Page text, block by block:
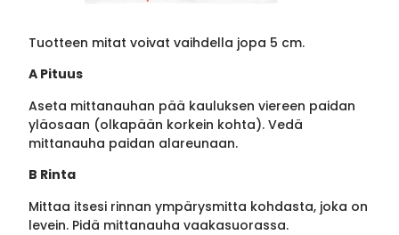
Tuotteen mitat voivat vaihdella jopa 5 cm.
A Pituus
Aseta mittanauhan pää kauluksen viereen paidan
yläosaan (olkapään korkein kohta). Vedä
mittanauha paidan alareunaan.
B Rinta
Mittaa itsesi rinnan ympärysmitta kohdasta, joka on
levein. Pidä mittanauha vaakasuorassa.